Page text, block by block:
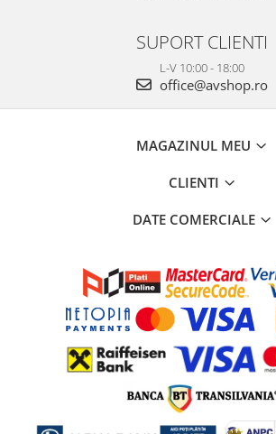
SUPORT CLIENTI
L-V 10:00 - 18:00
office@avshop.ro
MAGAZINUL MEU
CLIENTI
DATE COMERCIALE